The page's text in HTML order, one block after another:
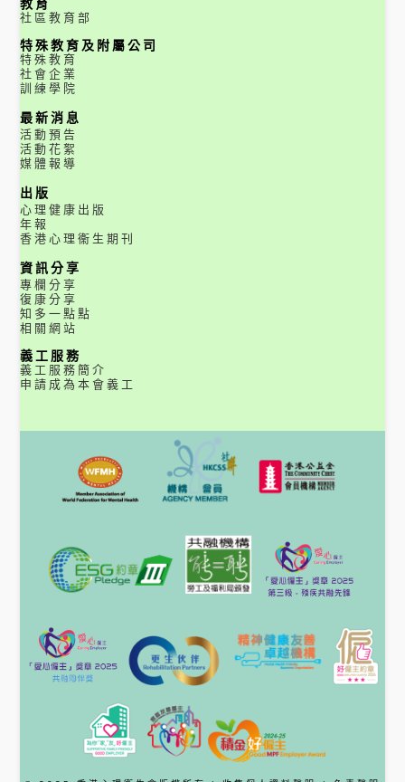
教育
社區教育部
特殊教育及附屬公司
特殊教育
社會企業
訓練學院
最新消息
活動預告
活動花絮
媒體報導
出版
心理健康出版
年報
香港心理衞生期刊
資訊分享
專欄分享
復康分享
知多一點點
相關網站
義工服務
義工服務簡介
申請成為本會義工